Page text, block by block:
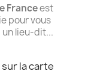
Franceest
pour vous
un lieu-dit...
la carte